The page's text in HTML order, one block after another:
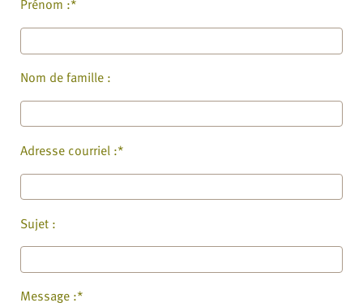
Prénom :*
Nom de famille :
Adresse courriel :*
Sujet :
Message :*